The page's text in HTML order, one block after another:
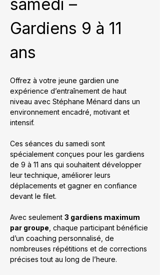
samedi –
Gardiens 9 à 11
ans
Offrez à votre jeune gardien une
expérience d’entraînement de haut
niveau avec Stéphane Ménard dans un
environnement encadré, motivant et
intensif.
Ces séances du samedi sont
spécialement conçues pour les gardiens
de 9 à 11 ans qui souhaitent développer
leur technique, améliorer leurs
déplacements et gagner en confiance
devant le filet.
Avec seulement 3 gardiens maximum
par groupe , chaque participant bénéficie
d’un coaching personnalisé, de
nombreuses répétitions et de corrections
précises tout au long de l’heure.